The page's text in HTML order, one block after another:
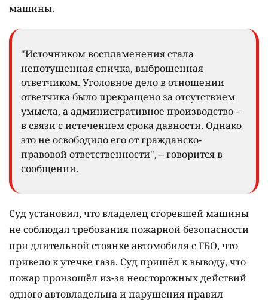
машины.
"Источником воспламенения стала
непотушенная спичка, выброшенная
ответчиком. Уголовное дело в отношении
ответчика было прекращено за отсутствием
умысла, а административное производство –
в связи с истечением срока давности. Однако
это не освободило его от гражданско-
правовой ответственности", – говорится в
сообщении.
Суд установил, что владелец сгоревшей машины
не соблюдал требования пожарной безопасности
при длительной стоянке автомобиля с ГБО, что
привело к утечке газа. Суд пришёл к выводу, что
пожар произошёл из-за неосторожных действий
одного автовладельца и нарушения правил